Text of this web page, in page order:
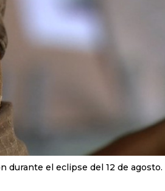
durante el eclipse del 12 de agosto.